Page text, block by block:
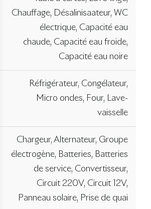
Chauffage, Désalinisaateur, WC
électrique, Capacité eau
chaude, Capacité eau froide,
Capacité eau noire
Réfrigérateur, Congélateur,
Micro ondes, Four, Lave-
vaisselle
Chargeur, Alternateur, Groupe
électrogène, Batteries, Batteries
de service, Convertisseur,
Circuit 220V, Circuit 12V,
Panneau solaire, Prise de quai